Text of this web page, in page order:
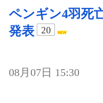
ペンギン4羽死
発表
20
08月07日 15:30